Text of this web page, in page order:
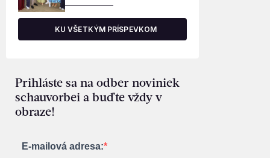
KU VŠETKÝM PRÍSPEVKOM
Prihláste sa na odber noviniek
schauvorbei a buďte vždy v
obraze!
E-mailová adresa: